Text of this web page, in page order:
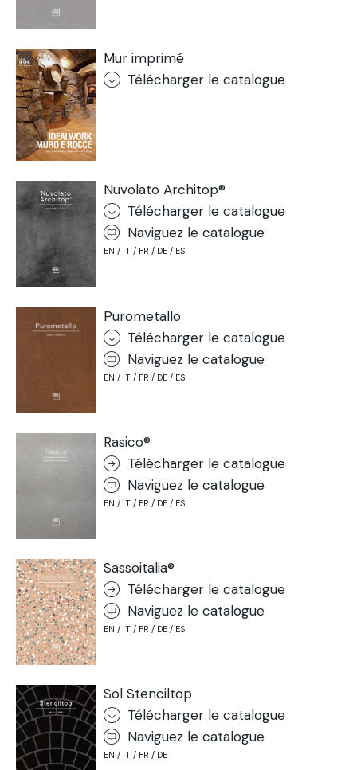
Mur imprimé
Télécharger le catalogue
Nuvolato Architop®
Télécharger le catalogue
Naviguez le catalogue
EN / IT / FR / DE / ES
Purometallo
Télécharger le catalogue
Naviguez le catalogue
EN / IT / FR / DE / ES
Rasico®
Télécharger le catalogue
Naviguez le catalogue
EN / IT / FR / DE / ES
Sassoitalia®
Télécharger le catalogue
Naviguez le catalogue
EN / IT / FR / DE / ES
Sol Stenciltop
Télécharger le catalogue
Naviguez le catalogue
EN / IT / FR / DE